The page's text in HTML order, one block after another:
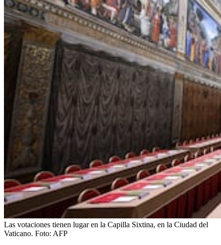
Las votaciones tienen lugar en la Capilla Sixtina, en la Ciudad del
Vaticano. Foto: AFP